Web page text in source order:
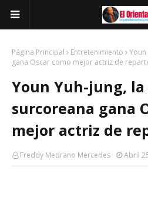
Página Principal Entretenimiento
gana Oscar como mejor actriz de
Youn Yuh-jung,
surcoreana gana
mejor actriz de
Freddy Medrano Mercedes Abril